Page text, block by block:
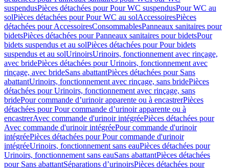
suspendusPièces détachées pour Pour WC suspendusPour WC au
solPièces détachées pour Pour WC au solAccessoiresPièces
détachées pour AccessoiresConsommablesPanneaux sanitaires pour
bidetsPièces détachées pour Panneaux sanitaires pour bidetsPour
bidets suspendus et au solPièces détachées pour Pour bidets
suspendus et au solUrinoirsUrinoirs, fonctionnement avec rinçage,
avec bridePièces détachées pour Urinoirs, fonctionnement avec
rinçage, avec brideSans abattantPièces détachées pour Sans
abattantUrinoirs, fonctionnement avec rinçage, sans bridePièces
détachées pour Urinoirs, fonctionnement avec rinçage, sans
bridePour commande d’urinoir apparente ou à encastrerPièces
détachées pour Pour commande d’urinoir apparente ou à
encastrerAvec commande d'urinoir intégréePièces détachées pour
Avec commande d'urinoir intégréePour commande d'urinoir
intégréePièces détachées pour Pour commande d'urinoir
intégréeUrinoirs, fonctionnement sans eauPièces détachées pour
Urinoirs, fonctionnement sans eauSans abattantPièces détachées
pour Sans abattantSéparations d’urinoirsPièces détachées pour